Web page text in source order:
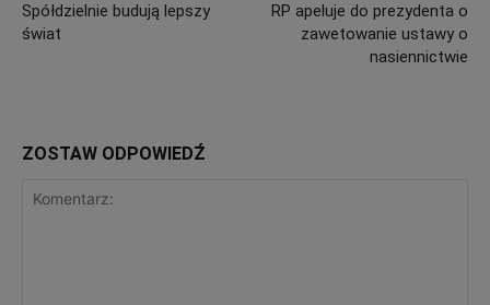
Spółdzielnie budują lepszy
świat
RP apeluje do prezydenta o
zawetowanie ustawy o
nasiennictwie
ZOSTAW ODPOWIEDŹ